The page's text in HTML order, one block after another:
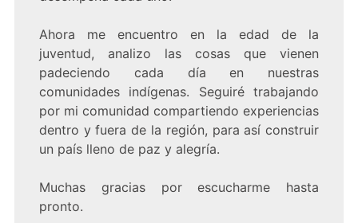
Ahora me encuentro en la edad de la
juventud, analizo las cosas que vienen
padeciendo cada día en nuestras
comunidades indígenas. Seguiré trabajando
por mi comunidad compartiendo experiencias
dentro y fuera de la región, para así construir
un país lleno de paz y alegría.
Muchas gracias por escucharme hasta
pronto.